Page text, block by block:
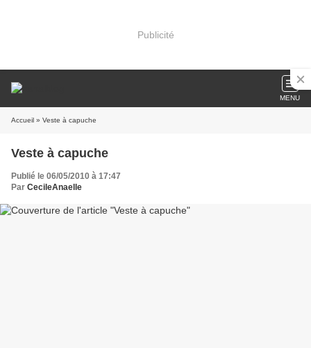
Publicité
MENU
Accueil » Veste à capuche
Veste à capuche
Publié le 06/05/2010 à 17:47
Par CecileAnaelle